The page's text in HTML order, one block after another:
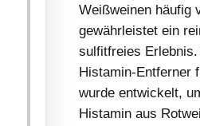
Weißweinen häufig
gewährleistet ein
sulfitfreies
Histamin-Entferner
wurde entwickelt,
Histamin aus